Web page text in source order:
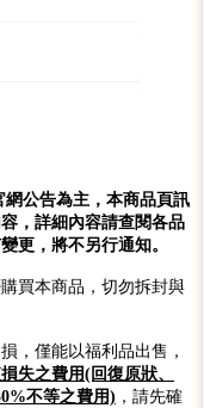
公告為主，本商品頁訊
，詳細內容請查閱各品
更，將不另行通知。
買本商品，切勿拆封與
，僅能以福利品出售，
失之費用(回復原狀、
不等之費用) ，請先確